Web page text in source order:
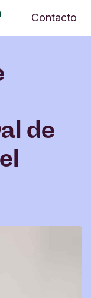
Abrir
Contacto
de